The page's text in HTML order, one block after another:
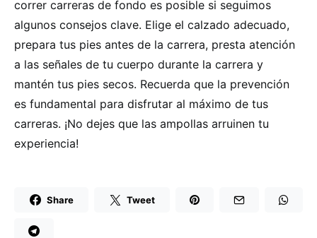
correr carreras de fondo es posible si seguimos
algunos consejos clave. Elige el calzado adecuado,
prepara tus pies antes de la carrera, presta atención
a las señales de tu cuerpo durante la carrera y
mantén tus pies secos. Recuerda que la prevención
es fundamental para disfrutar al máximo de tus
carreras. ¡No dejes que las ampollas arruinen tu
experiencia!
Share Tweet